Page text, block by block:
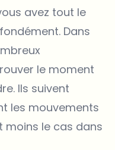
avez tout le
Dans
le moment
Ils suivent
les mouvements
moins le cas dans